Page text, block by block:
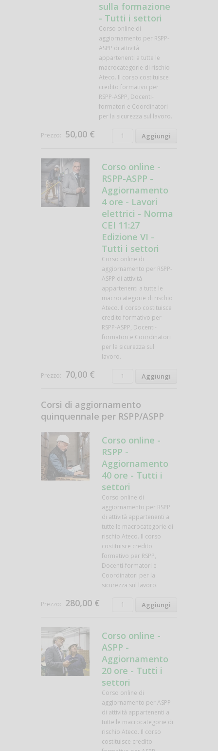
sulla formazione
- Tutti i settori
Corso online di
aggiornamento per RSPP-
ASPP di attività
appartenenti a tutte le
macrocategorie di rischio
Ateco. Il corso costituisce
credito formativo per
RSPP-ASPP, Docenti-
formatori e Coordinatori
per la sicurezza sul lavoro.
Prezzo: 50,00 €
Corso online -
RSPP-ASPP -
Aggiornamento
4 ore - Lavori
elettrici - Norma
CEI 11:27
Edizione VI -
Tutti i settori
Corso online di
aggiornamento per RSPP-
ASPP di attività
appartenenti a tutte le
macrocategorie di rischio
Ateco. Il corso costituisce
credito formativo per
RSPP-ASPP, Docenti-
formatori e Coordinatori
per la sicurezza sul
lavoro.
Prezzo: 70,00 €
Corsi di aggiornamento
quinquennale per RSPP/ASPP
Corso online -
RSPP -
Aggiornamento
40 ore - Tutti i
settori
Corso online di
aggiornamento per RSPP
di attività appartenenti a
tutte le macrocategorie di
rischio Ateco. Il corso
costituisce credito
formativo per RSPP,
Docenti-formatori e
Coordinatori per la
sicurezza sul lavoro.
Prezzo: 280,00 €
Corso online -
ASPP -
Aggiornamento
20 ore - Tutti i
settori
Corso online di
aggiornamento per ASPP
di attività appartenenti a
tutte le macrocategorie di
rischio Ateco. Il corso
costituisce credito